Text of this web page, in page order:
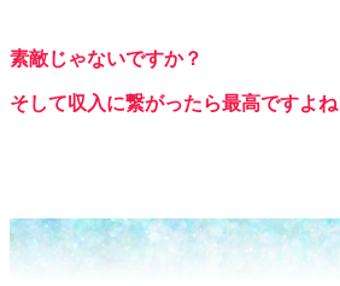
素敵じゃないですか？
そして収入に繋がったら最高ですよね